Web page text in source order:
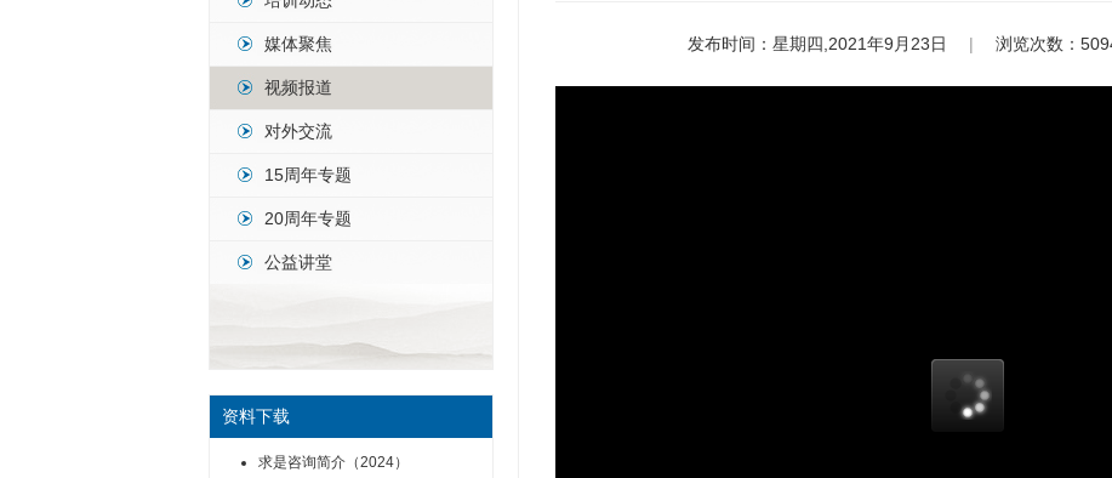
媒体聚焦
视频报道
对外交流
15周年专题
20周年专题
公益讲堂
资料下载
求是咨询简介（2024）
发布时间：星期四,2021年9月23日 | 浏览次数：